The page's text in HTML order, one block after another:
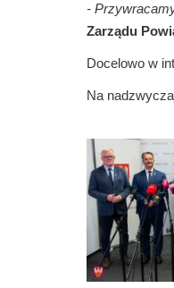
-
Zarządu
Docelowo w
Na